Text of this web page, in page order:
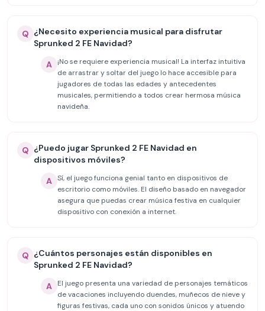
Q ¿Necesito experiencia musical para disfrutar
Sprunked 2 FE Navidad?
A
¡No se requiere experiencia musical! La interfaz intuitiva
de arrastrar y soltar del juego lo hace accesible para
jugadores de todas las edades y antecedentes
musicales, permitiendo a todos crear hermosa música
navideña.
Q ¿Puedo jugar Sprunked 2 FE Navidad en
dispositivos móviles?
A Sí, el juego funciona genial tanto en dispositivos de
escritorio como móviles. El diseño basado en navegador
asegura que puedas crear música festiva en cualquier
dispositivo con conexión a internet.
Q ¿Cuántos personajes están disponibles en
Sprunked 2 FE Navidad?
A
El juego presenta una variedad de personajes temáticos
de vacaciones incluyendo duendes, muñecos de nieve y
figuras festivas, cada uno con sonidos únicos y atuendo